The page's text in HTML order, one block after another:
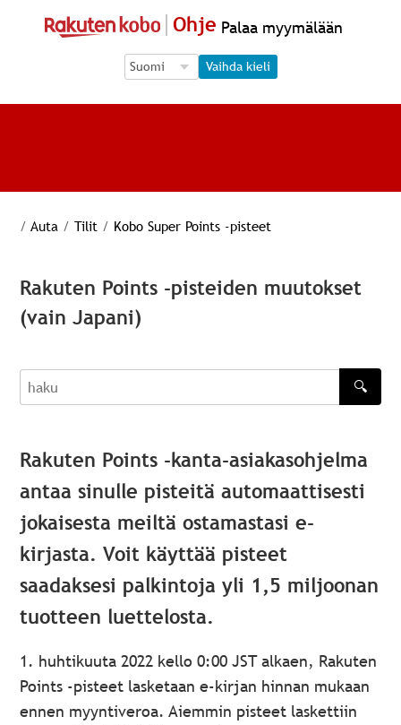
Ohje Palaa myymälään
Language Selection
Language Selection
Vaihda kieli
/ Auta / Tilit / Kobo Super Points -pisteet
Rakuten Points -pisteiden muutokset
(vain Japani)
haku
🔍
Rakuten Points -kanta-asiakasohjelma
antaa sinulle pisteitä automaattisesti
jokaisesta meiltä ostamastasi e-
kirjasta. Voit käyttää pisteet
saadaksesi palkintoja yli 1,5 miljoonan
tuotteen luettelosta.
1. huhtikuuta 2022 kello 0:00 JST alkaen, Rakuten
Points -pisteet lasketaan e-kirjan hinnan mukaan
ennen myyntiveroa. Aiemmin pisteet laskettiin